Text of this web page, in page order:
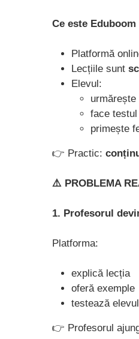
Ce este
Platformă
Lecțiile sunt
Elevul:
face testul
primește
👉 Practic:
⚠️ PROBLEMA
1. Profesorul
Platforma:
explică lecția
oferă exemple
testează elevul
👉 Profesorul